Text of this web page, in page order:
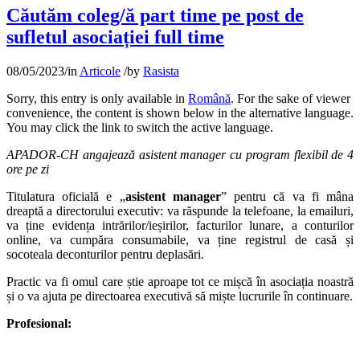
Căutăm coleg/ă part time pe post de
sufletul asociației full time
08/05/2023/in Articole /by Rasista
Sorry, this entry is only available in Română. For the sake of viewer
convenience, the content is shown below in the alternative language.
You may click the link to switch the active language.
APADOR-CH angajează asistent manager cu program flexibil de 4
ore pe zi
Titulatura oficială e „asistent manager” pentru că va fi mâna
dreaptă a directorului executiv: va răspunde la telefoane, la emailuri,
va ține evidența intrărilor/ieșirilor, facturilor lunare, a conturilor
online, va cumpăra consumabile, va ține registrul de casă și
socoteala deconturilor pentru deplasări.
Practic va fi omul care știe aproape tot ce mișcă în asociația noastră
și o va ajuta pe directoarea executivă să miște lucrurile în continuare.
Profesional: